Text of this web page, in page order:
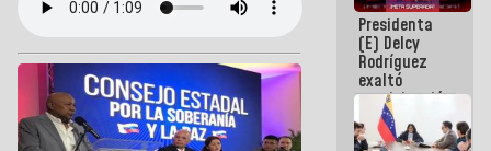
Presidenta
(E) Delcy
Rodríguez
exaltó
participación
de
Venezuela